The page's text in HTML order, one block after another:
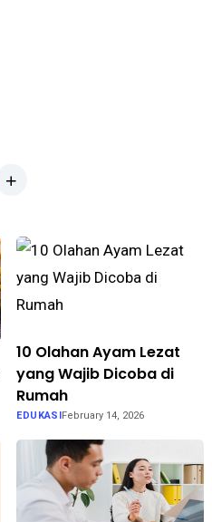
10 Olahan Ayam Lezat
yang Wajib Dicoba di
Rumah
EDUKASI February 14, 2026